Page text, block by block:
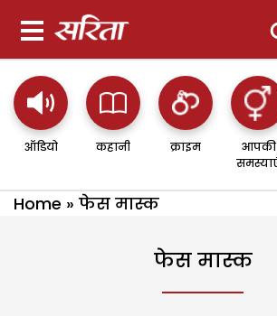
ऑडियो कहानी क्राइम
आपकी
Home » फेस मास्क
फेस मास्क